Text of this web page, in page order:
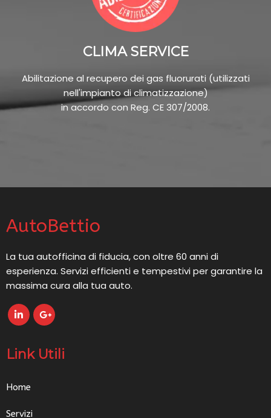
CLIMA SERVICE
Abilitazione al recupero dei gas fluorurati (utilizzati
nell'impianto di climatizzazione)
in accordo con Reg. CE 307/2008.
AutoBettio
La tua autofficina di fiducia, con oltre 60 anni di
esperienza. Servizi efficienti e tempestivi per garantire la
massima cura alla tua auto.
Link Utili
Home
Servizi